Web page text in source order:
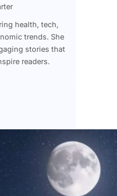
health, tech,
trends. She
stories that
readers.